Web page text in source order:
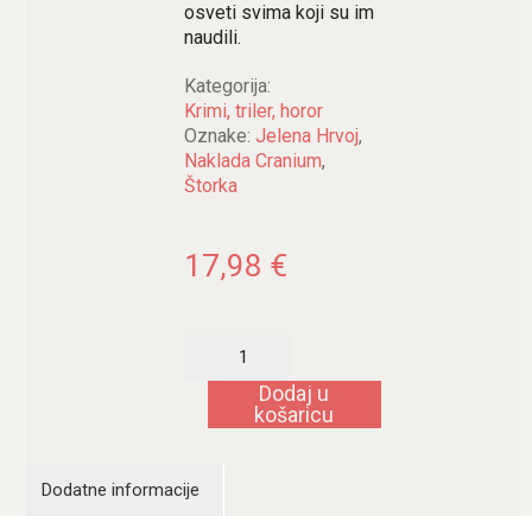
osveti svima koji su im
naudili.
Kategorija:
Krimi, triler, horor
Oznake: Jelena Hrvoj,
Naklada Cranium,
Štorka
17,98 €
Manifest
količina
Dodaj u
košaricu
Dodatne informacije